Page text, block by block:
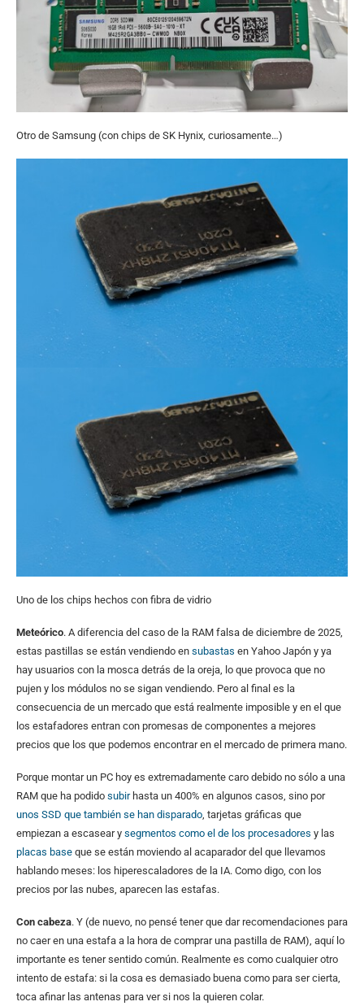
Otro de Samsung (con chips de SK Hynix, curiosamente…)
Uno de los chips hechos con fibra de vidrio
Meteórico. A diferencia del caso de la RAM falsa de diciembre de 2025,
estas pastillas se están vendiendo en subastas en Yahoo Japón y ya
hay usuarios con la mosca detrás de la oreja, lo que provoca que no
pujen y los módulos no se sigan vendiendo. Pero al final es la
consecuencia de un mercado que está realmente imposible y en el que
los estafadores entran con promesas de componentes a mejores
precios que los que podemos encontrar en el mercado de primera mano.
Porque montar un PC hoy es extremadamente caro debido no sólo a una
RAM que ha podido subirhasta un 400% en algunos casos, sino por
unos SSD que también se han disparado , tarjetas gráficas que
empiezan a escasear y segmentos como el de los procesadores y las
placas base que se están moviendo al acaparador del que llevamos
hablando meses: los hiperescaladores de la IA. Como digo, con los
precios por las nubes, aparecen las estafas.
Con cabeza. Y (de nuevo, no pensé tener que dar recomendaciones para
no caer en una estafa a la hora de comprar una pastilla de RAM), aquí lo
importante es tener sentido común. Realmente es como cualquier otro
intento de estafa: si la cosa es demasiado buena como para ser cierta,
toca afinar las antenas para ver si nos la quieren colar.